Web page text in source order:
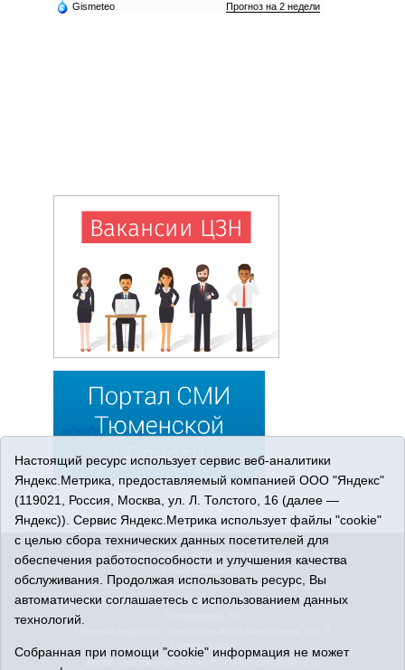
Gismeteo Прогноз на 2 недели
© 2026 Сетевое издание «Ишимская правда». 16+. Все
права защищены.
© При использовании материалов ссылка обязательна.
Адрес редакции: 627750 Тюменская область, г. Ишим, ул.
(34551) 23814
Адрес электронной почты:
IshimPravda-1@obl72.ru
Настоящий ресурс использует сервис веб-аналитики
Яндекс.Метрика, предоставляемый компанией ООО "Яндекс"
(119021, Россия, Москва, ул. Л. Толстого, 16 (далее —
Яндекс)). Сервис Яндекс.Метрика использует файлы "cookie"
с целью сбора технических данных посетителей для
обеспечения работоспособности и улучшения качества
обслуживания. Продолжая использовать ресурс, Вы
автоматически соглашаетесь с использованием данных
технологий.
Собранная при помощи "cookie" информация не может